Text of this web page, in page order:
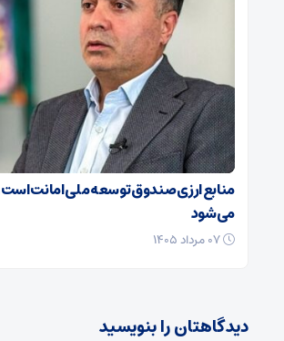
منابع ارزی صندوق توسعه ملی امانت است و
می‌شود
دیدگاهتان را بنویسید